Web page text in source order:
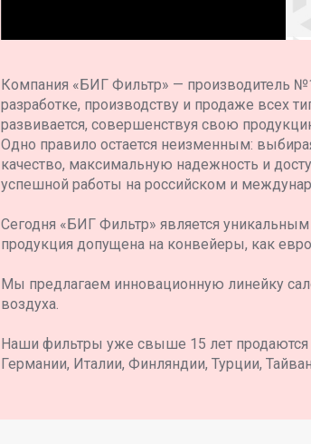
Компания «БИГ Фильтр» — производитель
разработке, производству и продаже всех
развивается, совершенствуя свою
Одно правило остается неизменным:
качество, максимальную надежность и
успешной работы на российском и
Сегодня «БИГ Фильтр» является
продукция допущена на конвейеры, как
Мы предлагаем инновационную линейку
воздуха.
Наши фильтры уже свыше 15 лет продаются
Германии, Италии, Финляндии, Турции,